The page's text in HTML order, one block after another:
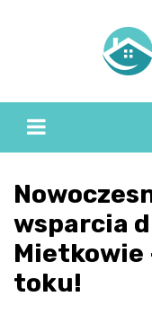
wsparcia
Mietkowie
toku!